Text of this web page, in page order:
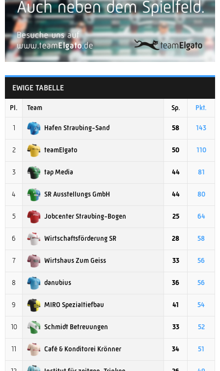
EWIGE TABELLE
Pl. Team Sp. Pkt.
1 Hafen Straubing-Sand 58 143
2 teamElgato 50 110
3 tap Media 44 81
4 SR Ausstellungs GmbH 44 80
5 Jobcenter Straubing-Bogen 25 64
6 Wirtschaftsförderung SR 28 58
7 Wirtshaus Zum Geiss 33 56
8 danubius 36 56
9 MIRO Spezialtiefbau 41 54
10 Schmidt Betreuungen 33 52
11 Café & Konditorei Krönner 34 51